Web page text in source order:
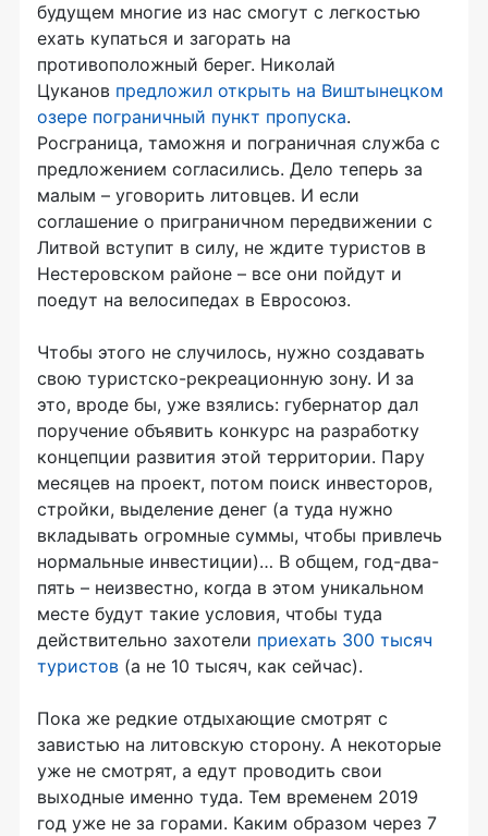
будущем многие из нас смогут с легкостью
ехать купаться и загорать на
противоположный берег. Николай
Цуканов предложил открыть на Виштынецком
озере пограничный пункт пропуска.
Росграница, таможня и пограничная служба с
предложением согласились. Дело теперь за
малым – уговорить литовцев. И если
соглашение о приграничном передвижении с
Литвой вступит в силу, не ждите туристов в
Нестеровском районе – все они пойдут и
поедут на велосипедах в Евросоюз.
Чтобы этого не случилось, нужно создавать
свою туристско-рекреационную зону. И за
это, вроде бы, уже взялись: губернатор дал
поручение объявить конкурс на разработку
концепции развития этой территории. Пару
месяцев на проект, потом поиск инвесторов,
стройки, выделение денег (а туда нужно
вкладывать огромные суммы, чтобы привлечь
нормальные инвестиции)… В общем, год-два-
пять – неизвестно, когда в этом уникальном
месте будут такие условия, чтобы туда
действительно захотели приехать 300 тысяч
туристов (а не 10 тысяч, как сейчас).
Пока же редкие отдыхающие смотрят с
завистью на литовскую сторону. А некоторые
уже не смотрят, а едут проводить свои
выходные именно туда. Тем временем 2019
год уже не за горами. Каким образом через 7